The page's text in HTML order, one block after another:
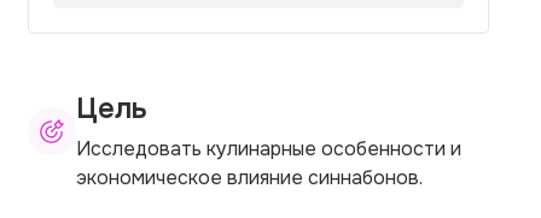
Цель
Исследовать кулинарные особенности и
экономическое влияние синнабонов.